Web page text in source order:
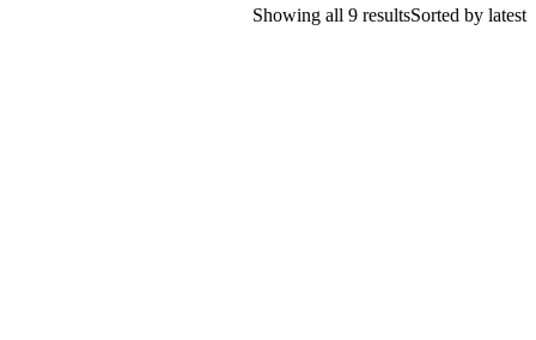
Showing all 9 resultsSorted by latest